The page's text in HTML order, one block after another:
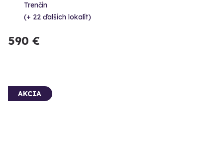
Trenčín
(+ 22 ďalších lokalít)
590 €
AKCIA